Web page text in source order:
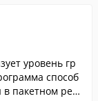
уровень гр
способ
в пакетном реж